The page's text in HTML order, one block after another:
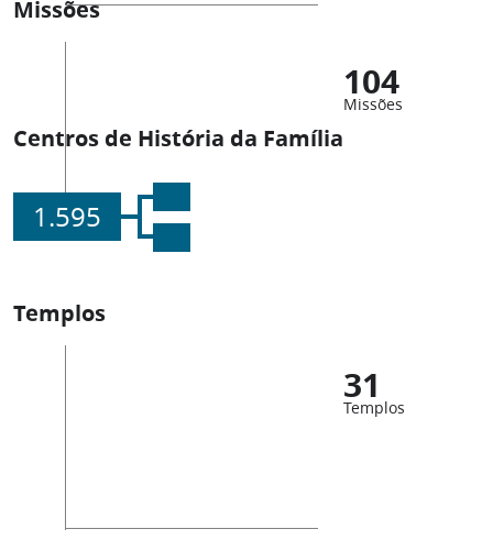
Missões
104
Missões
Centros de História da Família
1.595
Templos
31
Templos